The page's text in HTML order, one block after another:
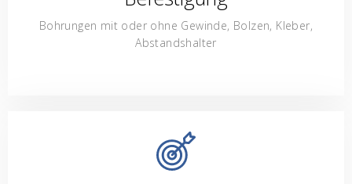
Bohrungen mit oder ohne Gewinde, Bolzen, Kleber,
Abstandshalter